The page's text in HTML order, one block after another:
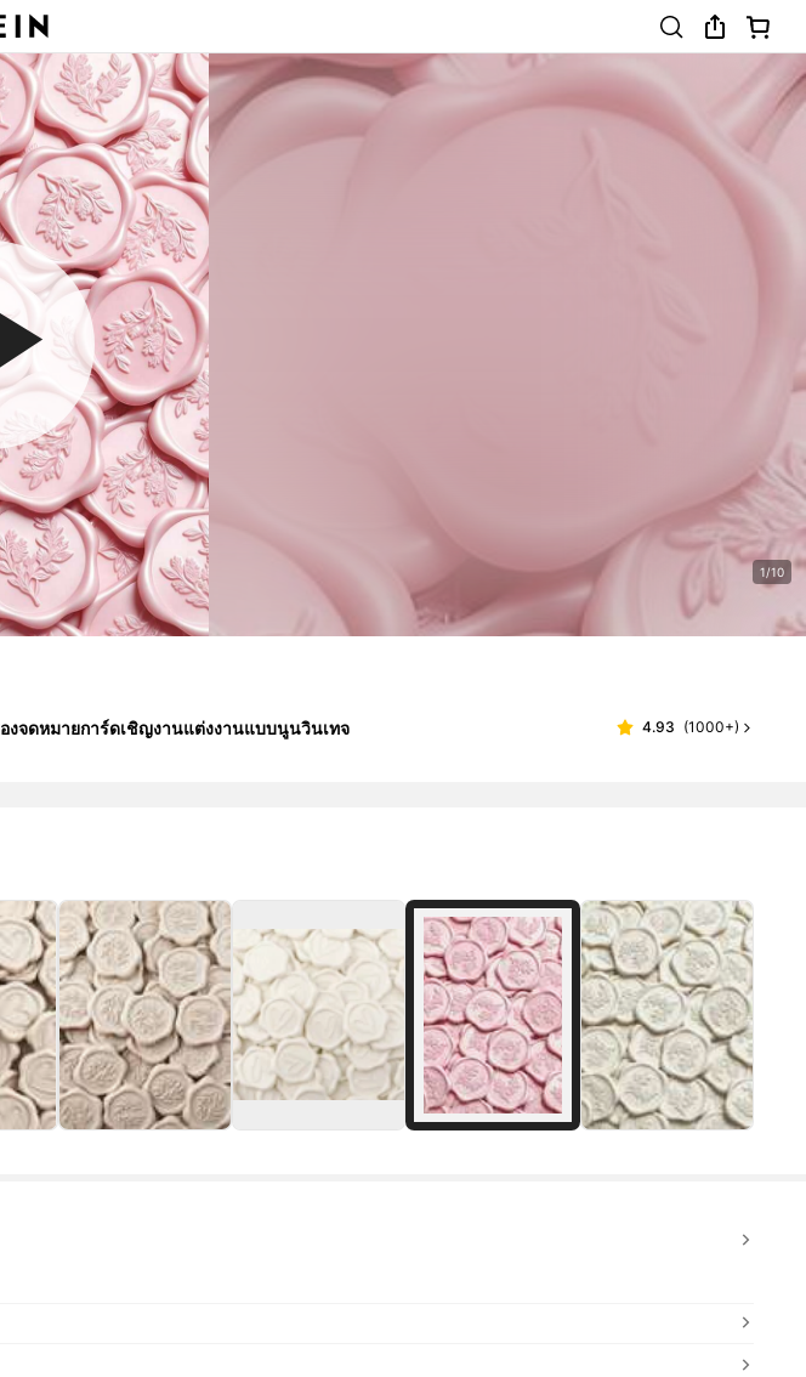
1/10
งจดหมายการ์ดเชิญงานแต่งงานแบบนูนวินเทจ 4.93 (1000+)